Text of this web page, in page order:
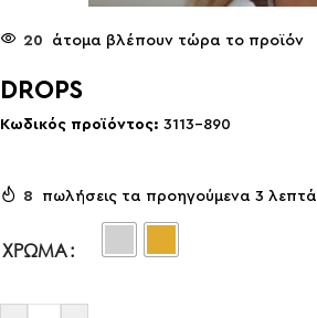
20 άτομα βλέπουν τώρα το προϊόν
DROPS
Κωδικός προϊόντος: 3113-890
8 πωλήσεις τα προηγούμενα 3 λεπτά
ΧΡΏΜΑ